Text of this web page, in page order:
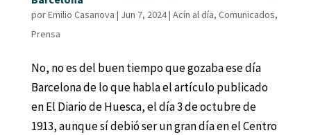
porEmilio Casanova | Jun 7, 2024| Acín al día, Comunicados,
Prensa
No, no es del buen tiempo que gozaba ese día
Barcelona de lo que habla el artículo publicado
en El Diario de Huesca, el día 3 de octubre de
1913, aunque sí debió ser un gran día en el Centro